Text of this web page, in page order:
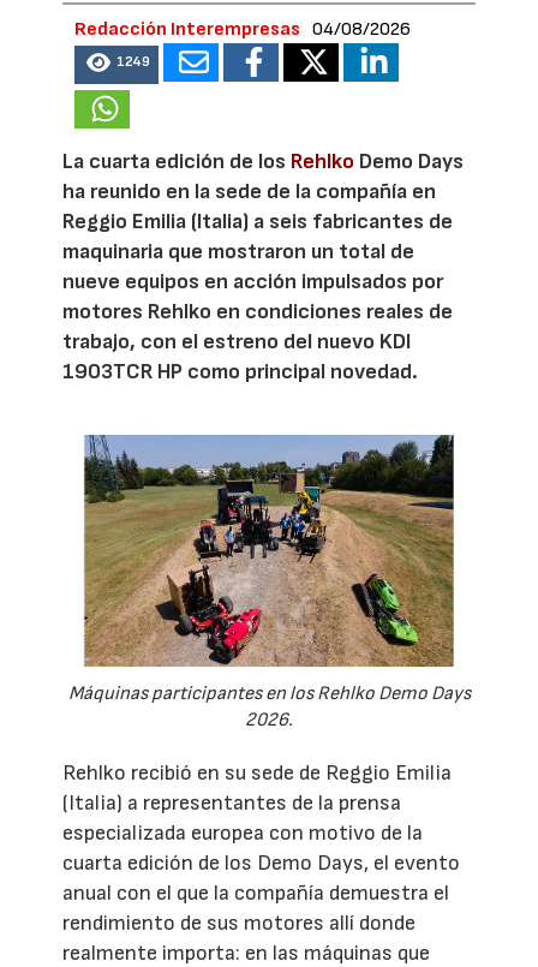
Redacción Interempresas 04/08/2026
1249
La cuarta edición de los Rehlko Demo Days
ha reunido en la sede de la compañía en
Reggio Emilia (Italia) a seis fabricantes de
maquinaria que mostraron un total de
nueve equipos en acción impulsados por
motores Rehlko en condiciones reales de
trabajo, con el estreno del nuevo KDI
1903TCR HP como principal novedad.
Máquinas participantes en los Rehlko Demo Days
2026.
Rehlko recibió en su sede de Reggio Emilia
(Italia) a representantes de la prensa
especializada europea con motivo de la
cuarta edición de los Demo Days, el evento
anual con el que la compañía demuestra el
rendimiento de sus motores allí donde
realmente importa: en las máquinas que